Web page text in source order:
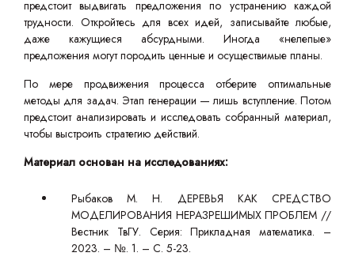
предстоит выдвигать предложения по устранению каждой
трудности. Откройтесь для всех идей, записывайте любые,
даже кажущиеся абсурдными. Иногда «нелепые»
предложения могут породить ценные и осуществимые планы.
По мере продвижения процесса отберите оптимальные
методы для задач. Этап генерации — лишь вступление. Потом
предстоит анализировать и исследовать собранный материал,
чтобы выстроить стратегию действий.
Материал основан на исследованиях:
Рыбаков М. Н. ДЕРЕВЬЯ КАК СРЕДСТВО
МОДЕЛИРОВАНИЯ НЕРАЗРЕШИМЫХ ПРОБЛЕМ //
Вестник ТвГУ. Серия: Прикладная математика. –
2023. – №. 1. – С. 5-23.